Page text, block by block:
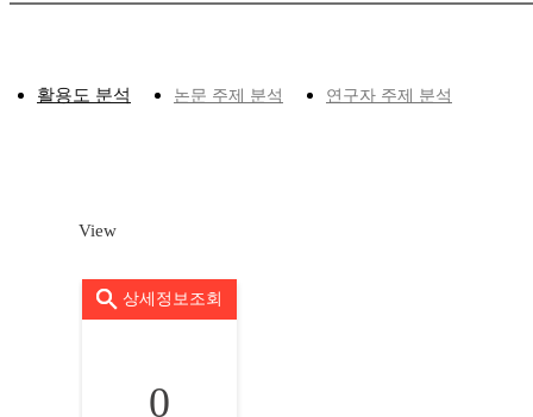
활용도 분석 논문 주제 분석 연구자 주제 분석
View
상세정보조회
0